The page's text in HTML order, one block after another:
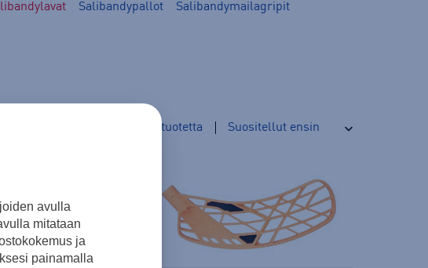
Salibandypallot Salibandymailagripit
tuotetta
avulla
mitataan
ja
painamalla